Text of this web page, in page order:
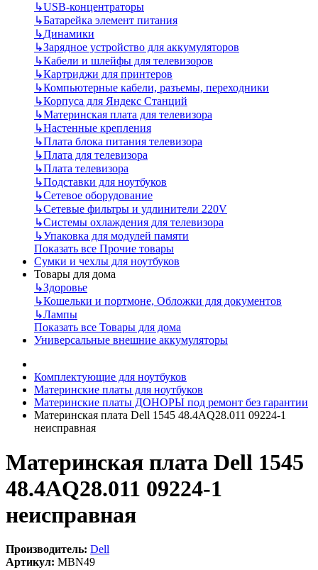
↳USB-концентраторы
↳Батарейка элемент питания
↳Динамики
↳Зарядное устройство для аккумуляторов
↳Кабели и шлейфы для телевизоров
↳Картриджи для принтеров
↳Компьютерные кабели, разъемы, переходники
↳Корпуса для Яндекс Станций
↳Материнская плата для телевизора
↳Настенные крепления
↳Плата блока питания телевизора
↳Плата для телевизора
↳Плата телевизора
↳Подставки для ноутбуков
↳Сетевое оборудование
↳Сетевые фильтры и удлинители 220V
↳Системы охлаждения для телевизора
↳Упаковка для модулей памяти
Показать все Прочие товары
Сумки и чехлы для ноутбуков
Товары для дома
↳Здоровье
↳Кошельки и портмоне, Обложки для документов
↳Лампы
Показать все Товары для дома
Универсальные внешние аккумуляторы
Комплектующие для ноутбуков
Материнские платы для ноутбуков
Материнские платы ДОНОРЫ под ремонт без гарантии
Материнская плата Dell 1545 48.4AQ28.011 09224-1
неисправная
Материнская плата Dell 1545
48.4AQ28.011 09224-1
неисправная
Производитель: Dell
Артикул: MBN49